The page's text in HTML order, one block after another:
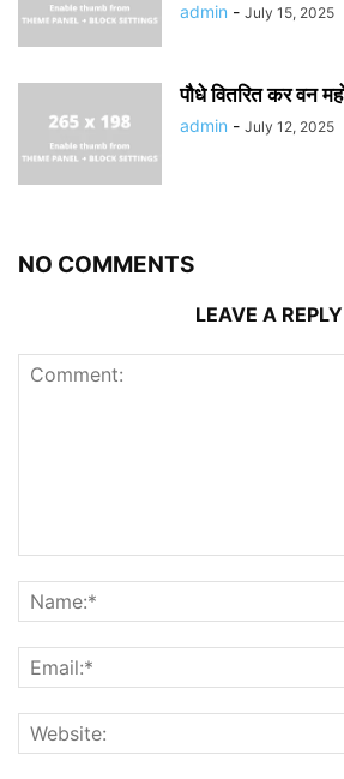
admin - July 15, 2025
पौधे वितरित कर वन
admin - July 12, 2025
NO COMMENTS
LEAVE A REPLY